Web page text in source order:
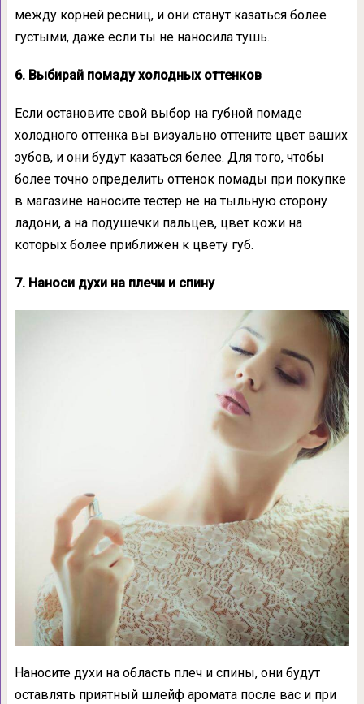
между корней ресниц, и они станут казаться более
густыми, даже если ты не наносила тушь.
6. Выбирай помаду холодных оттенков
Если остановите свой выбор на губной помаде
холодного оттенка вы визуально оттените цвет ваших
зубов, и они будут казаться белее. Для того, чтобы
более точно определить оттенок помады при покупке
в магазине наносите тестер не на тыльную сторону
ладони, а на подушечки пальцев, цвет кожи на
которых более приближен к цвету губ.
7. Наноси духи на плечи и спину
Наносите духи на область плеч и спины, они будут
оставлять приятный шлейф аромата после вас и при